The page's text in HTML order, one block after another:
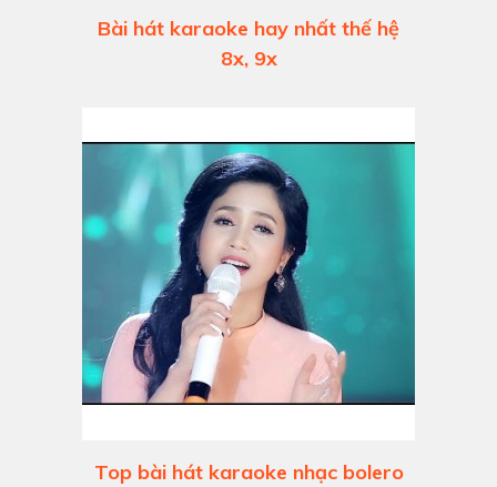
Bài hát karaoke hay nhất thế hệ
8x, 9x
Top bài hát karaoke nhạc bolero